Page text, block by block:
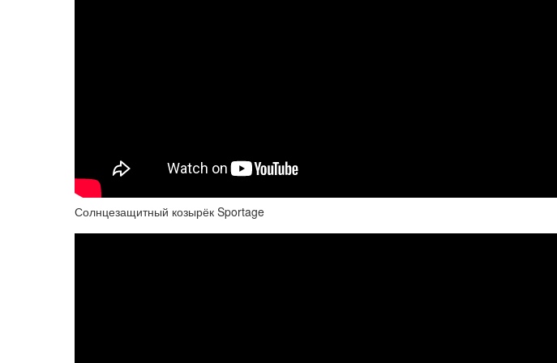
Солнцезащитный козырёк Sportage